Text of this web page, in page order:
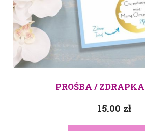
PROŚBA /
15.00 zł